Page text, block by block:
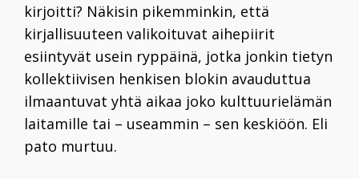
kirjoitti? Näkisin pikemminkin, että
kirjallisuuteen valikoituvat aihepiirit
esiintyvät usein ryppäinä, jotka jonkin tietyn
kollektiivisen henkisen blokin avauduttua
ilmaantuvat yhtä aikaa joko kulttuurielämän
laitamille tai – useammin – sen keskiöön. Eli
pato murtuu.